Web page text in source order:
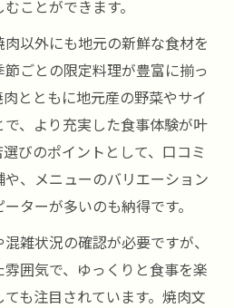
ことができます。
以外にも地元の新鮮な食材を
ごとの限定料理が豊富に揃っ
とともに地元産の野菜やサイ
、より充実した食事体験が叶
びのポイントとして、口コミ
、メニューのバリエーション
ターが多いのも納得です。
雑状況の確認が必要ですが、
囲気で、ゆっくりと食事を楽
も注目されています。焼肉文